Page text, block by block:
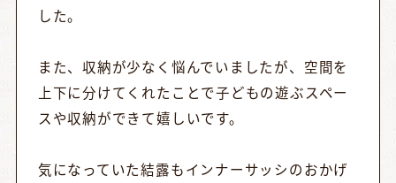
した。
また、収納が少なく悩んでいましたが、空間を
上下に分けてくれたことで子どもの遊ぶスペー
スや収納ができて嬉しいです。
気になっていた結露もインナーサッシのおかげ